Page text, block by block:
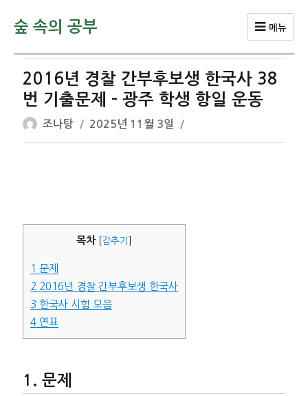
숲 속의 공부 메뉴
2016년 경찰 간부후보생 한국사 38
번 기출문제 – 광주 학생 항일 운동
글
쓴
조나탕
작
성
2025년 11월 3일
목차 감추기
1 문제
2 2016년 경찰 간부후보생 한국사
3 한국사 시험 모음
4연표
문제